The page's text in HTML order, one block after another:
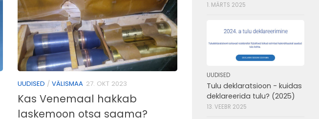
UUDISED / VÄLISMAA 27. OKT 2023
Kas Venemaal hakkab
laskemoon otsa saama?
1. MÄRTS 2025
UUDISED
Tulu deklaratsioon - kuidas
deklareerida tulu? (2025)
13. VEEBR 2025